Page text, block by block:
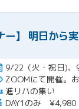
ー】 明日から
進リハの集い